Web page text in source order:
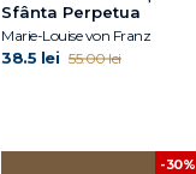
Sfânta Perpetua
Marie-Louise von Franz
38.5 lei 55.00 lei
-30%